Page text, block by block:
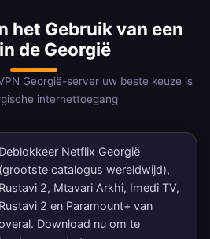
het Gebruik van een
de Georgië
Georgië-server uw beste keuze is
internettoegang
Deblokkeer Netflix Georgië
(grootste catalogus wereldwijd),
Rustavi 2, Mtavari Arkhi, Imedi TV,
Rustavi 2 en Paramount+ van
Download nu om te